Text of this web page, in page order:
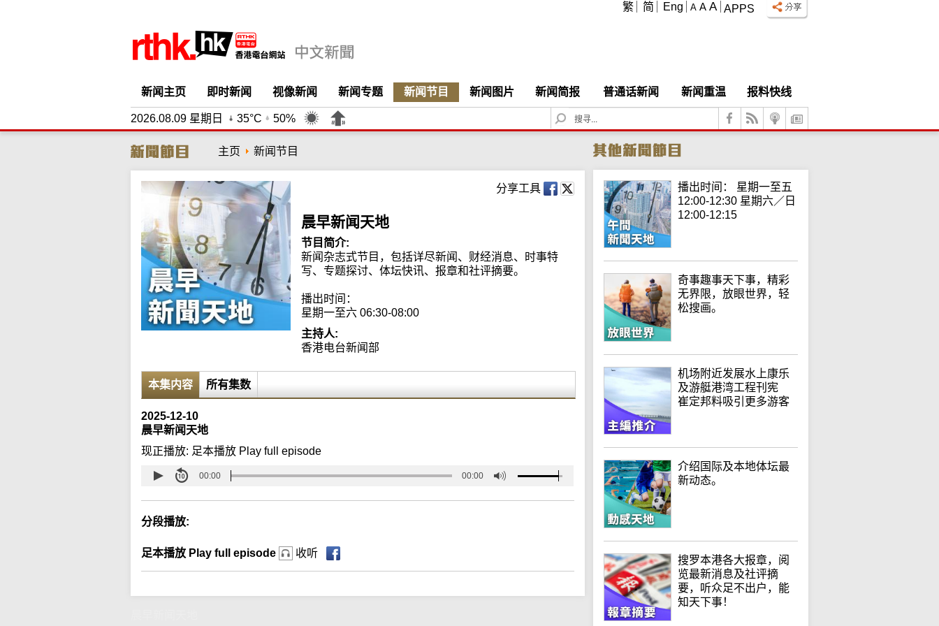
APPS
A A A
繁 简 Eng
新闻主页 即时新闻 视像新闻 新闻专题 新闻节目 新闻图片 新闻简报 普通话新闻 新闻重温 报料快线
2026.08.09 星期日 35°C 50%
S
e
c
h
主页 新闻节目
分享工具
晨早新闻天地
节目简介:
新闻杂志式节目，包括详尽新闻、财经消息、时事特
写、专题探讨、体坛快讯、报章和社评摘要。
播出时间：
星期一至六 06:30-08:00
主持人:
香港电台新闻部
本集内容 所有集数
2025-12-10
晨早新闻天地
现正播放: 足本播放 Play full episode
00:00 00:00
分段播放:
足本播放 Play full episode 收听
播出时间： 星期一至五
12:00-12:30 星期六／日
12:00-12:15
奇事趣事天下事，精彩
无界限，放眼世界，轻
松搜画。
机场附近发展水上康乐
及游艇港湾工程刊宪
崔定邦料吸引更多游客
介绍国际及本地体坛最
新动态。
搜罗本港各大报章，阅
览最新消息及社评摘
要，听众足不出户，能
知天下事！